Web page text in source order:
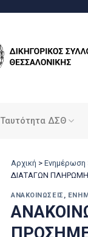
Ταυτότητα ΔΣΘ
Αρχική > Ενημέρωση
ΔΙΑΤΑΓΩΝ
ΑΝΑΚΟΙΝΏΣΕΙΣ ,